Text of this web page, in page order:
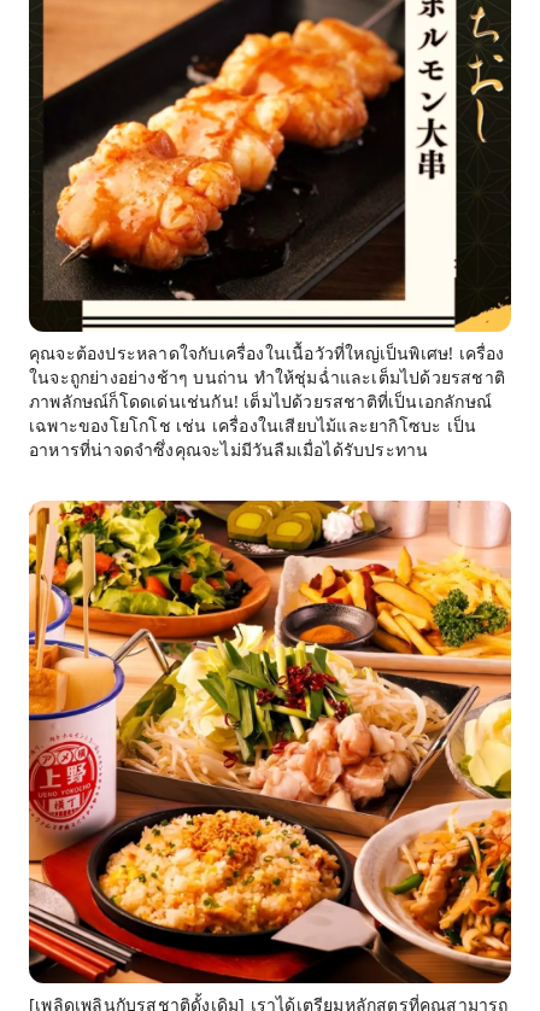
คุณจะต้องประหลาดใจกับเครื่องในเนื้อวัวที่ใหญ่เป็นพิเศษ! เครื่อง
ในจะถูกย่างอย่างช้าๆ บนถ่าน ทำให้ชุ่มฉ่ำและเต็มไปด้วยรสชาติ
ภาพลักษณ์ก็โดดเด่นเช่นกัน! เต็มไปด้วยรสชาติที่เป็นเอกลักษณ์
เฉพาะของโยโกโช เช่น เครื่องในเสียบไม้และยากิโซบะ เป็น
อาหารที่น่าจดจำซึ่งคุณจะไม่มีวันลืมเมื่อได้รับประทาน
[เพลิดเพลินกับรสชาติดั้งเดิม] เราได้เตรียมหลักสูตรที่คุณสามารถ